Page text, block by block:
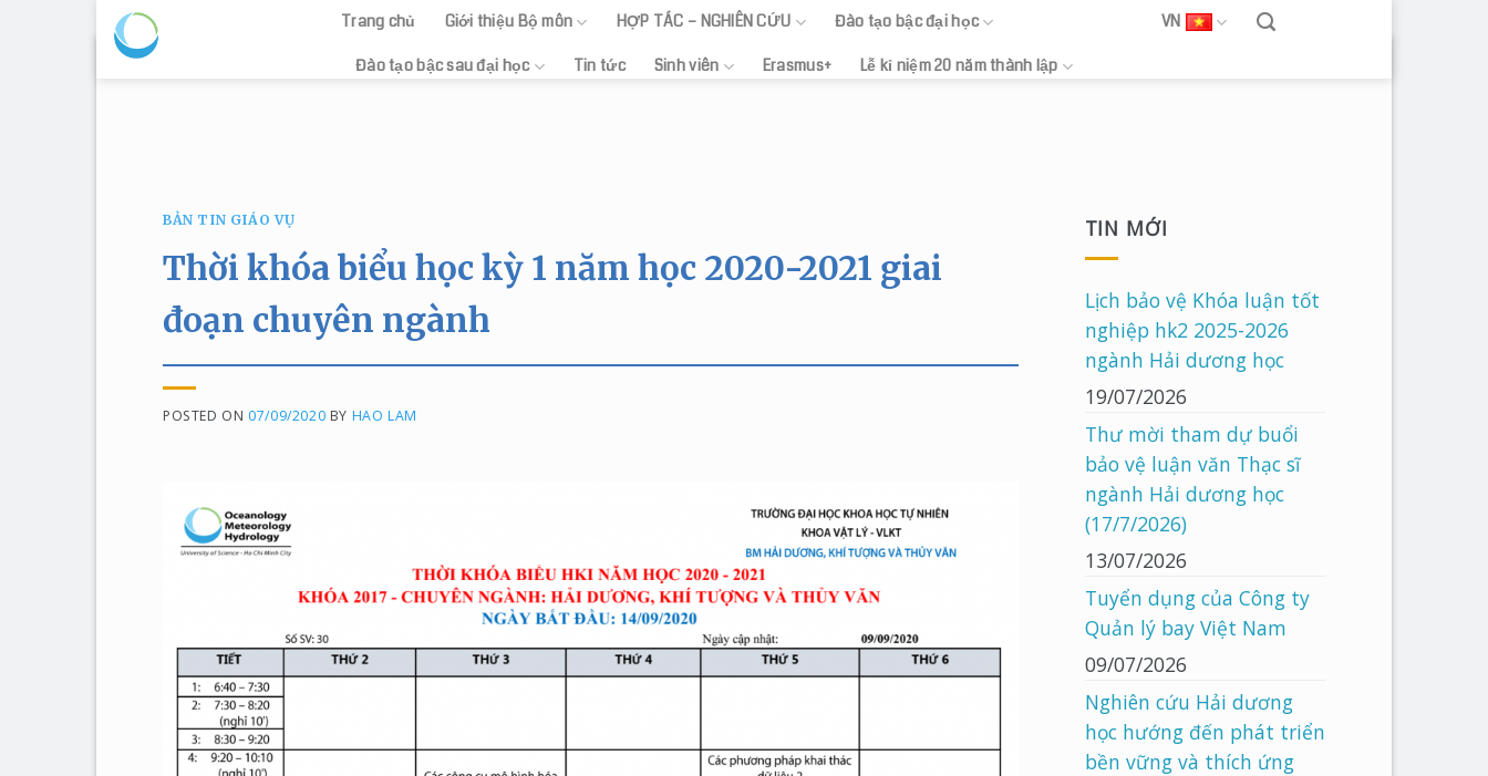
Skip
Trang chủ Giới thiệu Bộ môn HỢP TÁC – NGHIÊN CỨU Đào tạo bậc đại học
Đào tạo bậc sau đại học Tin tức Sinh viên Erasmus+ Lễ kỉ niệm 20 năm thành lập
VN
BẢN TIN GIÁO VỤ
Thời khóa biểu học kỳ 1 năm học 2020-2021 giai
đoạn chuyên ngành
POSTED ON 07/09/2020 BY HAO LAM
TIN MỚI
Lịch bảo vệ Khóa luận tốt
nghiệp hk2 2025-2026
ngành Hải dương học
19/07/2026
Thư mời tham dự buổi
bảo vệ luận văn Thạc sĩ
ngành Hải dương học
(17/7/2026)
13/07/2026
Tuyển dụng của Công ty
Quản lý bay Việt Nam
09/07/2026
Nghiên cứu Hải dương
học hướng đến phát triển
bền vững và thích ứng